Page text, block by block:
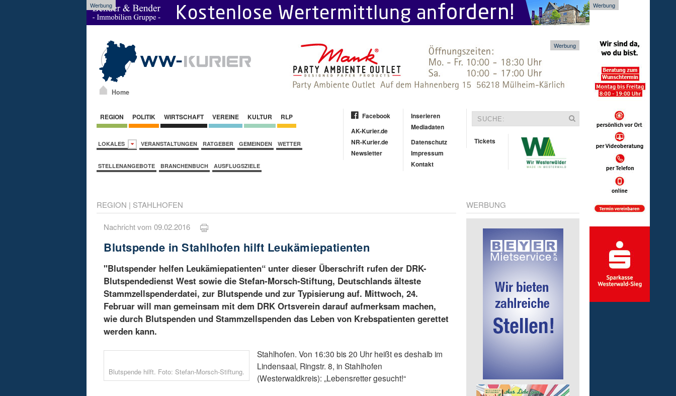
Werbung Werbung
Home
Werbung
REGION POLITIK WIRTSCHAFT VEREINE KULTUR RLP
LOKALES VERANSTALTUNGEN RATGEBER GEMEINDEN WETTER
STELLENANGEBOTE BRANCHENBUCH AUSFLUGSZIELE
Facebook
AK-Kurier.de
NR-Kurier.de
Newsletter
Inserieren
Mediadaten
Datenschutz
Impressum
Kontakt
Tickets
REGION | STAHLHOFEN
Nachricht vom 09.02.2016
Blutspende in Stahlhofen hilft Leukämiepatienten
"Blutspender helfen Leukämiepatienten“ unter dieser Überschrift rufen der DRK-
Blutspendedienst West sowie die Stefan-Morsch-Stiftung, Deutschlands älteste
Stammzellspenderdatei, zur Blutspende und zur Typisierung auf. Mittwoch, 24.
Februar will man gemeinsam mit dem DRK Ortsverein darauf aufmerksam machen,
wie durch Blutspenden und Stammzellspenden das Leben von Krebspatienten gerettet
werden kann.
Blutspende hilft. Foto: Stefan-Morsch-Stiftung.
Stahlhofen. Von 16:30 bis 20 Uhr heißt es deshalb im
Lindensaal, Ringstr. 8, in Stahlhofen
(Westerwaldkreis): „Lebensretter gesucht!“
WERBUNG